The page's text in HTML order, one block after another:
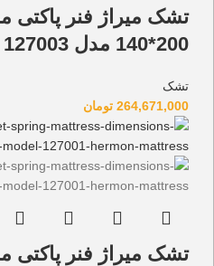
تشک میراژ فنر پاکتی
200*140 مدل 127003
تشک
264,671,000 تومان